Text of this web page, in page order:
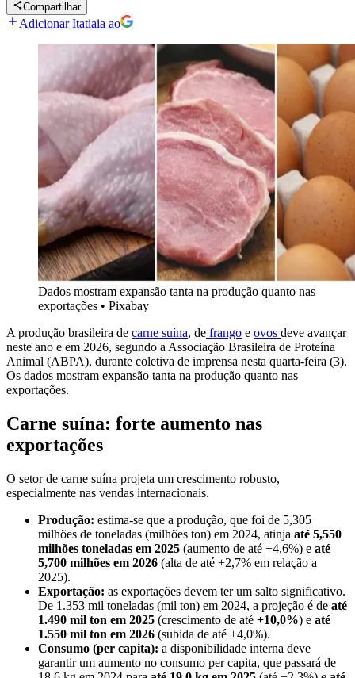
Compartilhar
Adicionar Itatiaia ao
Dados mostram expansão tanta na produção quanto nas
exportações • Pixabay
A produção brasileira de carne suína, de frango e ovos deve avançar
neste ano e em 2026, segundo a Associação Brasileira de Proteína
Animal (ABPA), durante coletiva de imprensa nesta quarta-feira (3).
Os dados mostram expansão tanta na produção quanto nas
exportações.
Carne suína: forte aumento nas
exportações
O setor de carne suína projeta um crescimento robusto,
especialmente nas vendas internacionais.
Produção: estima-se que a produção, que foi de 5,305
milhões de toneladas (milhões ton) em 2024, atinja até 5,550
milhões toneladas em 2025 (aumento de até +4,6%) e até
5,700 milhões em 2026 (alta de até +2,7% em relação a
2025).
Exportação: as exportações devem ter um salto significativo.
De 1.353 mil toneladas (mil ton) em 2024, a projeção é de até
1.490 mil ton em 2025 (crescimento de até +10,0%) e até
1.550 mil ton em 2026 (subida de até +4,0%).
Consumo (per capita): a disponibilidade interna deve
garantir um aumento no consumo per capita, que passará de